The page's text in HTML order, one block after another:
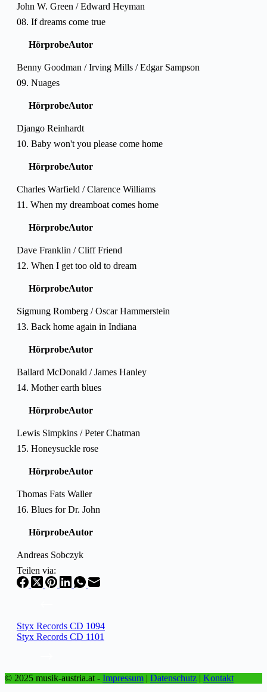
John W. Green / Edward Heyman
08. If dreams come true
HörprobeAutor
Benny Goodman / Irving Mills / Edgar Sampson
09. Nuages
HörprobeAutor
Django Reinhardt
10. Baby won't you please come home
HörprobeAutor
Charles Warfield / Clarence Williams
11. When my dreamboat comes home
HörprobeAutor
Dave Franklin / Cliff Friend
12. When I get too old to dream
HörprobeAutor
Sigmung Romberg / Oscar Hammerstein
13. Back home again in Indiana
HörprobeAutor
Ballard McDonald / James Hanley
14. Mother earth blues
HörprobeAutor
Lewis Simpkins / Peter Chatman
15. Honeysuckle rose
HörprobeAutor
Thomas Fats Waller
16. Blues for Dr. John
HörprobeAutor
Andreas Sobczyk
Teilen via:
Styx Records CD 1094
Styx Records CD 1101
© 2025 musik-austria.at - Impressum | Datenschutz | Kontakt